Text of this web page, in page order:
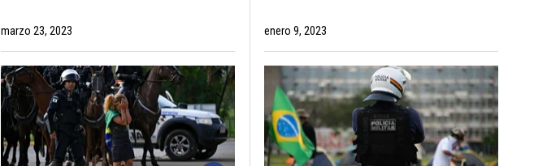
marzo 23, 2023 enero 9, 2023